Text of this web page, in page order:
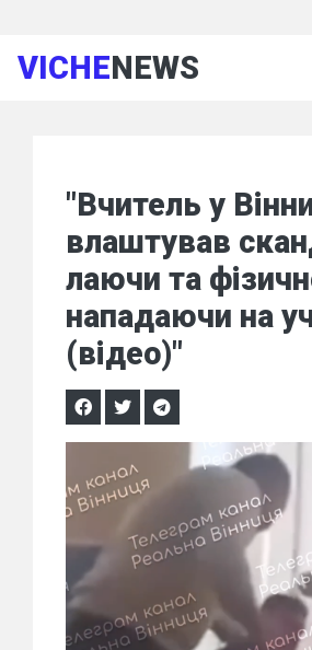
VICHENEWS
"Вчитель у
влаштував
лаючи та
нападаючи на
(відео)"